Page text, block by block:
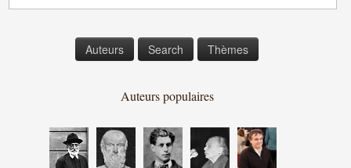
Auteurs Search Thèmes
Auteurs populaires